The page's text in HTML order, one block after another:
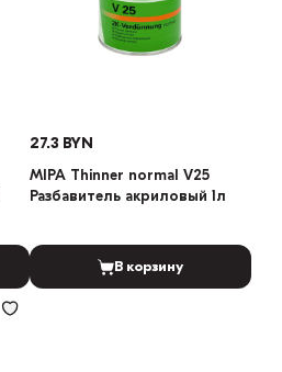
27.3 BYN
MIPA Thinner normal V25
Разбавитель акриловый 1л
В корзину